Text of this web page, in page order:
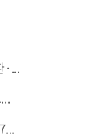
·...